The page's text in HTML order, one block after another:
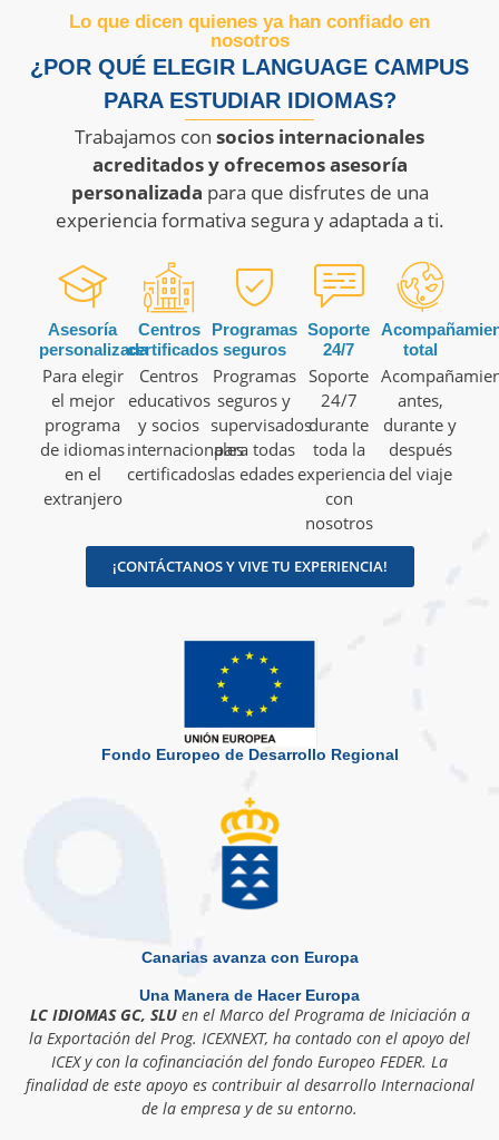
Lo que dicen quienes ya han confiado en
nosotros
¿POR QUÉ ELEGIR LANGUAGE CAMPUS
PARA ESTUDIAR IDIOMAS?
Trabajamos con socios internacionales
acreditados y ofrecemos asesoría
personalizada para que disfrutes de una
experiencia formativa segura y adaptada a ti.
Asesoría
personalizada
Para elegir
el mejor
programa
de idiomas
en el
extranjero
Centros
certificados
Centros
educativos
y socios
internacionales
certificados
Programas
seguros
Programas
seguros y
supervisados
para todas
las edades
Soporte
24/7
Soporte
24/7
durante
toda la
experiencia
con
nosotros
total
antes,
durante y
después
del viaje
¡CONTÁCTANOS Y VIVE TU EXPERIENCIA!
Fondo Europeo de Desarrollo Regional
Canarias avanza con Europa
Una Manera de Hacer Europa
LC IDIOMAS GC, SLUen el Marco del Programa de Iniciación a
la Exportación del Prog. ICEXNEXT, ha contado con el apoyo del
ICEX y con la cofinanciación del fondo Europeo FEDER. La
finalidad de este apoyo es contribuir al desarrollo Internacional
de la empresa y de su entorno.